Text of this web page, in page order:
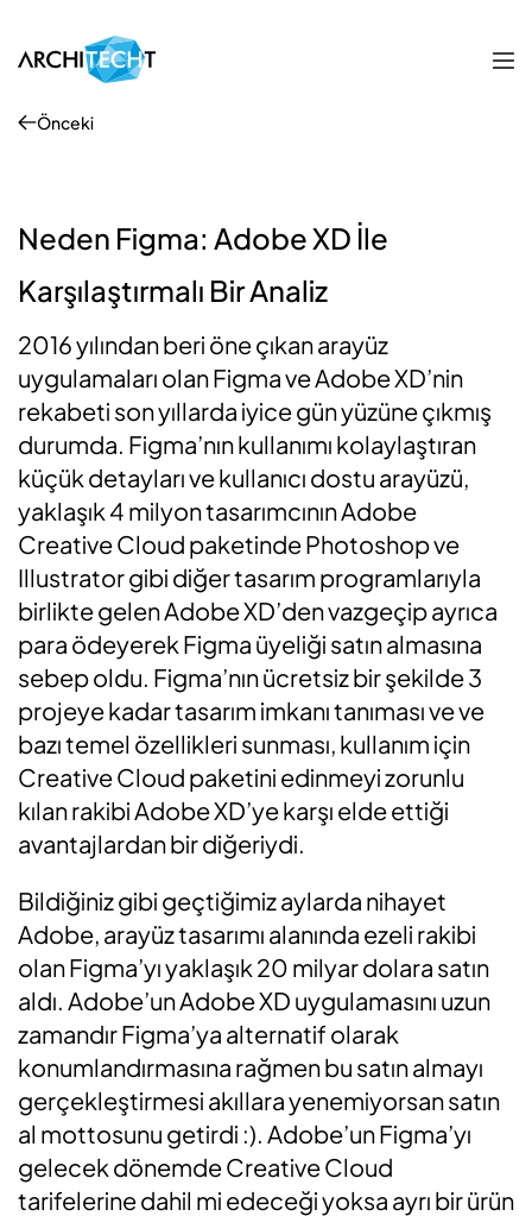
Önceki
Neden Figma: Adobe XD İle
Karşılaştırmalı Bir Analiz
2016 yılından beri öne çıkan arayüz
uygulamaları olan Figma ve Adobe XD’nin
rekabeti son yıllarda iyice gün yüzüne çıkmış
durumda. Figma’nın kullanımı kolaylaştıran
küçük detayları ve kullanıcı dostu arayüzü,
yaklaşık 4 milyon tasarımcının Adobe
Creative Cloud paketinde Photoshop ve
Illustrator gibi diğer tasarım programlarıyla
birlikte gelen Adobe XD’den vazgeçip ayrıca
para ödeyerek Figma üyeliği satın almasına
sebep oldu. Figma’nın ücretsiz bir şekilde 3
projeye kadar tasarım imkanı tanıması ve ve
bazı temel özellikleri sunması, kullanım için
Creative Cloud paketini edinmeyi zorunlu
kılan rakibi Adobe XD’ye karşı elde ettiği
avantajlardan bir diğeriydi.
Bildiğiniz gibi geçtiğimiz aylarda nihayet
Adobe, arayüz tasarımı alanında ezeli rakibi
olan Figma’yı yaklaşık 20 milyar dolara satın
aldı. Adobe’un Adobe XD uygulamasını uzun
zamandır Figma’ya alternatif olarak
konumlandırmasına rağmen bu satın almayı
gerçekleştirmesi akıllara yenemiyorsan satın
al mottosunu getirdi :). Adobe’un Figma’yı
gelecek dönemde Creative Cloud
tarifelerine dahil mi edeceği yoksa ayrı bir ürün